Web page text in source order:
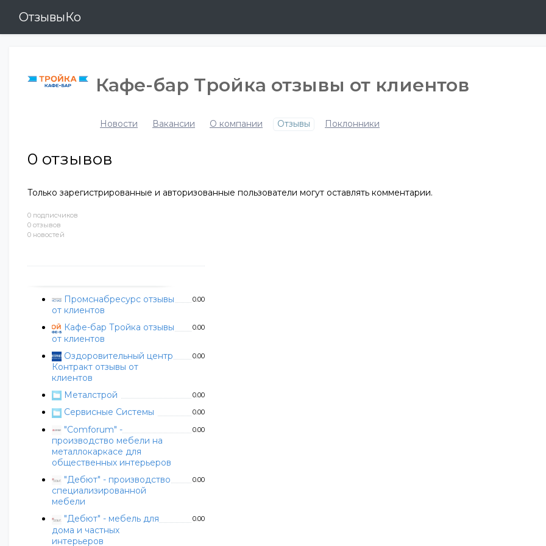
ОтзывыКо
0 подписчиков
0 отзывов
0 новостей
Промснабресурс отзывы
от клиентов
0.00
Кафе-бар Тройка отзывы
от клиентов
0.00
Оздоровительный центр
Контракт отзывы от
клиентов
0.00
Металстрой 0.00
Сервисные Системы 0.00
"Comforum" -
производство мебели на
металлокаркасе для
общественных интерьеров
0.00
"Дебют" - производство
специализированной
мебели
0.00
"Дебют" - мебель для
дома и частных
интерьеров
0.00
Кафе-бар Тройка отзывы от клиентов
Новости Вакансии О компании Отзывы Поклонники
0 отзывов
Только зарегистрированные и авторизованные пользователи могут оставлять комментарии.